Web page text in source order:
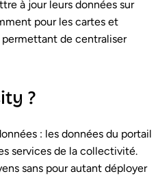
à jour leurs données sur
pour les cartes et
permettant de centraliser
?
: les données du portail
services de la collectivité.
sans pour autant déployer